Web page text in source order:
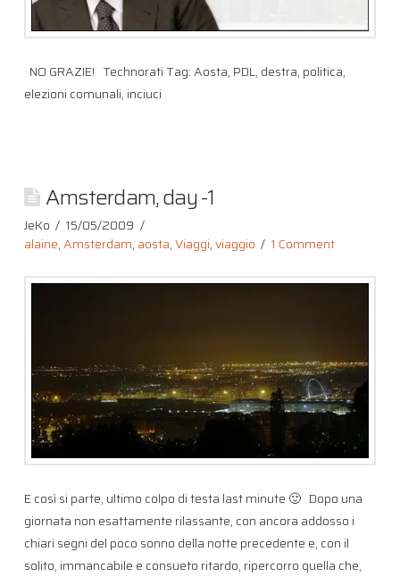
NO GRAZIE! Technorati Tag: Aosta, PDL, destra, politica,
elezioni comunali, inciuci
Amsterdam, day -1
JeKo
15/05/2009
alaine,Amsterdam, aosta,Viaggi,viaggio 1 Comment
E così si parte, ultimo colpo di testa last minute 🙂 Dopo una
giornata non esattamente rilassante, con ancora addosso i
chiari segni del poco sonno della notte precedente e, con il
solito, immancabile e consueto ritardo, ripercorro quella che,